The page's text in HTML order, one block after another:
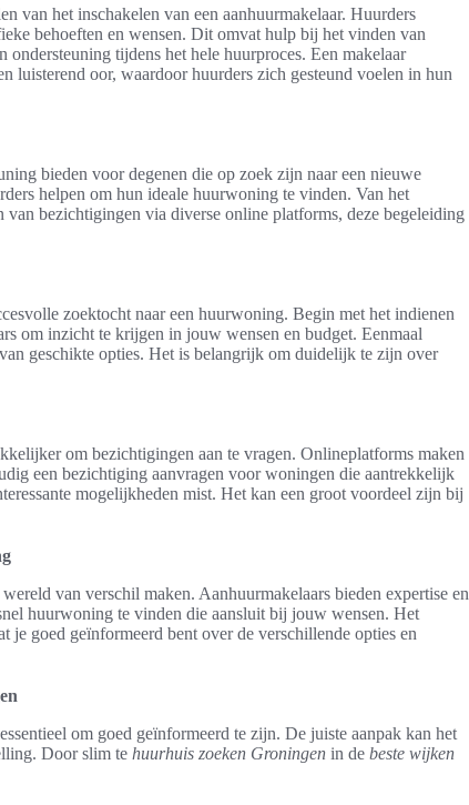
van het inschakelen van een aanhuurmakelaar. Huurders
behoeften en wensen. Dit omvat hulp bij het vinden van
tijdens het hele huurproces. Een makelaar
luisterend oor, waardoor huurders zich gesteund voelen in hun
bieden voor degenen die op zoek zijn naar een nieuwe
helpen om hun ideale huurwoning te vinden. Van het
bezichtigingen via diverse online platforms, deze begeleiding
zoektocht naar een huurwoning. Begin met het indienen
om inzicht te krijgen in jouw wensen en budget. Eenmaal
geschikte opties. Het is belangrijk om duidelijk te zijn over
om bezichtigingen aan te vragen. Onlineplatforms maken
een bezichtiging aanvragen voor woningen die aantrekkelijk
mogelijkheden mist. Het kan een groot voordeel zijn bij
van verschil maken. Aanhuurmakelaars bieden expertise en
huurwoning te vinden die aansluit bij jouw wensen. Het
je goed geïnformeerd bent over de verschillende opties en
om goed geïnformeerd te zijn. De juiste aanpak kan het
Door slim te huurhuis zoeken Groningen in de beste wijken